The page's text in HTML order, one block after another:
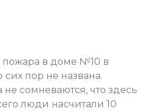
в доме №10 в
пор не названа.
сомневаются, что здесь
люди насчитали 10